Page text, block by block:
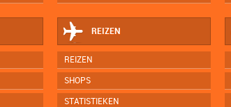
REIZEN
REIZEN
SHOPS
STATISTIEKEN